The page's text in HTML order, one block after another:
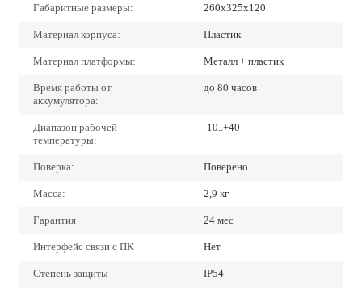
Габаритные размеры: 260x325x120
Материал корпуса: Пластик
Материал платформы: Металл + пластик
Время работы от
аккумулятора:
до 80 часов
Диапазон рабочей
температуры:
-10..+40
Поверка: Поверено
Масса: 2,9 кг
Гарантия 24 мес
Интерфейс связи с ПК Нет
Степень защиты IP54